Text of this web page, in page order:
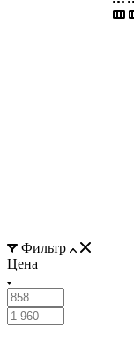
Фильтр
Цена